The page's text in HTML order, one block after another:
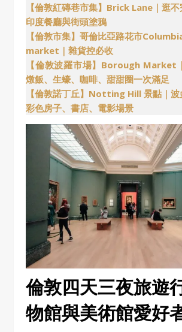
【倫敦紅磚巷市集】Brick Lane｜逛不
印度餐廳與街頭塗鴉
【倫敦市集】哥倫比亞路花市
market｜雜貨控必收
【倫敦波羅市場】Borough Market
燉飯、生蠔、咖啡、甜甜圈一次滿足
【倫敦諾丁丘】Notting Hill 景點｜波
彩色房子、書店、電影場景
倫敦四天三夜旅遊
物館與美術館愛好